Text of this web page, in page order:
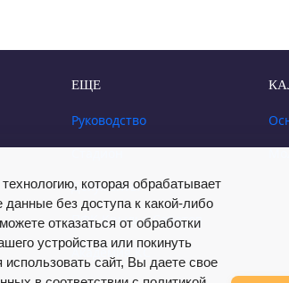
ЕЩЕ
Руководство
Стадион
Документы
ПФК Крылья Советов
Академия КС
которая обрабатывает
без доступа к какой-либо
отказаться от обработки
устройства или покинуть
сайт, Вы даете свое